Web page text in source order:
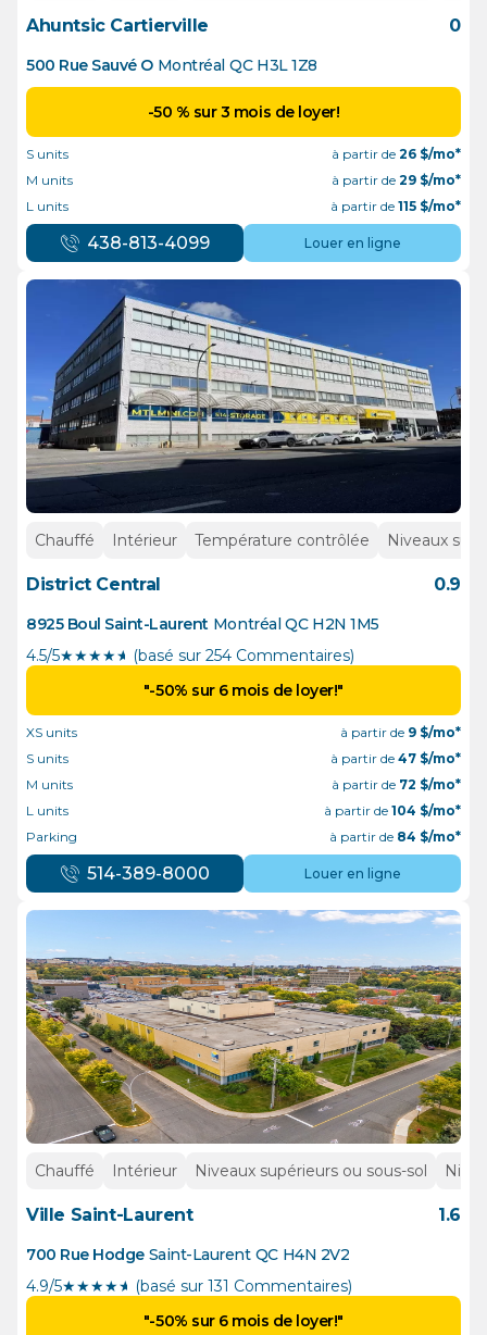
Ahuntsic Cartierville 0
500 Rue Sauvé O Montréal QC H3L 1Z8
-50 % sur 3 mois de loyer!
S units à partir de 26 $/mo*
M units
à partir de 29 $/mo*
L units
à partir de 115 $/mo*
438-813-4099 Louer en ligne
Chauffé Intérieur Température contrôlée Niveaux
District Central 0.9
8925 Boul Saint-Laurent Montréal QC H2N 1M5
4.5/5★★★★½ (basé sur 254 Commentaires)
"-50% sur 6 mois de loyer!"
XS units à partir de 9 $/mo*
S units
à partir de 47 $/mo*
M units
à partir de 72 $/mo*
L units
à partir de 104 $/mo*
Parking
à partir de 84 $/mo*
514-389-8000 Louer en ligne
Chauffé Intérieur Niveaux supérieurs ou sous-sol
Ville Saint-Laurent 1.6
700 Rue Hodge Saint-Laurent QC H4N 2V2
4.9/5★★★★½ (basé sur 131 Commentaires)
"-50% sur 6 mois de loyer!"